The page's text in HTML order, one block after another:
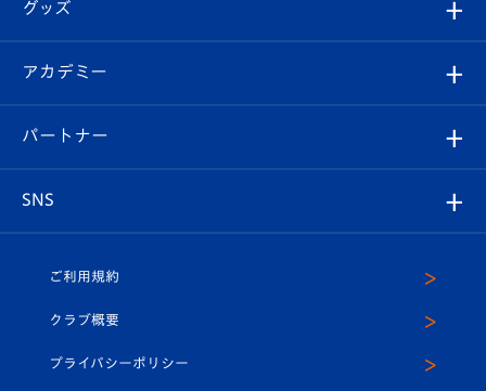
チケット
イベント
メディア
ホームタウン
スタッフプロフィール
マスコット紹介
Revive Team
ヴィヴィくんの長崎おもてなしガイド
フォトギャラリー
スタジアムグルメ
V-LOVERS（ファンクラブ）
プレイヤーズスイート
グッズ
オンラインショップ
店舗情報
アカデミー
育成からのお知らせ
U-18
パートナー
SNS
ヴィヴィくんインスタグラム
公式LINE＠
ご利用規約
クラブ概要
プライバシーポリシー